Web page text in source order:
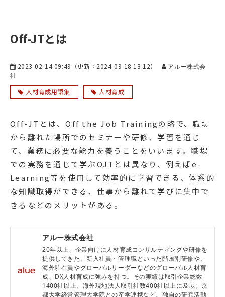
Off-JTとは
2023-02-14 09:49 （更新： 2024-09-18 13:12）
アルー株式会
社
人材育成用語集
人材育成
Off-JTとは、Off the Job Trainingの略で、職場
から離れた場所でのセミナーや研修、学習を通じ
て、業務に必要な能力を養うことをいいます。職場
での実務を通じて学ぶOJTとは異なり、例えばe-
Learning等を使用して効率的に学習できる、体系的
な知識取得ができる、仕事から離れて学びに集中で
きるなどのメリットがある。
アルー株式会社
20年以上、企業向けに人材育成コンサルティングや研修を
提供してきた。新入社員・管理職といった階層別研修や、
海外駐在員やグローバルリーダーなどのグローバル人材育
成、DX人材育成に強みを持つ。その実績は取引企業総数
1400社以上、海外現地法人取引社数400社以上に及ぶ。京
都大学経営管理大学院との産学連携など、独自の研究活動